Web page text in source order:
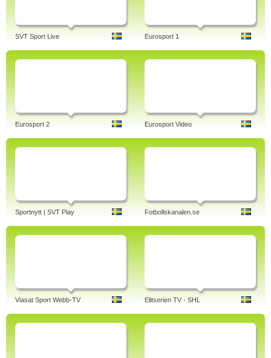
SVT Sport Live Eurosport 1
Eurosport 2 Eurosport Video
Sportnytt | SVT Play Fotbollskanalen.se
Viasat Sport Webb-TV Elitserien TV - SHL